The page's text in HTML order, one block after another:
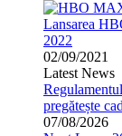
Lansarea
2022
02/09/2021
Latest News
pregătește
07/08/2026